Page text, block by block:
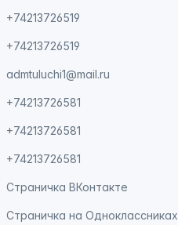
+74213726519
+74213726519
admtuluchi1@mail.ru
+74213726581
+74213726581
+74213726581
Страничка ВКонтакте
Страничка на Одноклассниках